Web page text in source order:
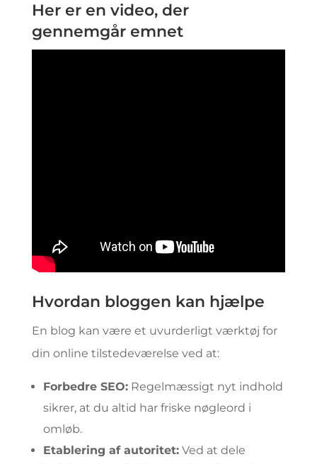
Her er en video, der
gennemgår emnet
Hvordan bloggen kan hjælpe
En blog kan være et uvurderligt værktøj for
din online tilstedeværelse ved at:
Forbedre SEO:Regelmæssigt nyt indhold
sikrer, at du altid har friske nøgleord i
omløb.
Etablering af autoritet:Ved at dele